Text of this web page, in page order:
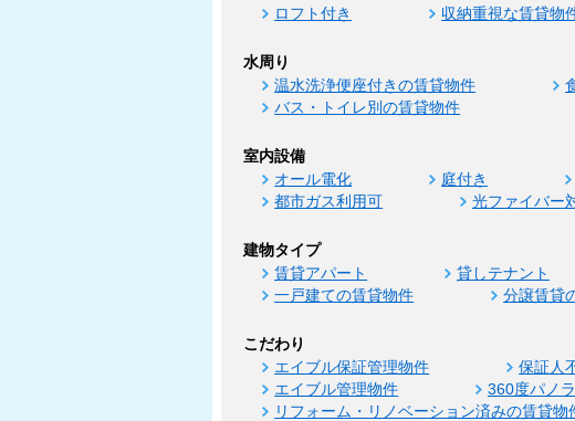
ロフト付き 収納重視な賃貸物
水周り
温水洗浄便座付きの賃貸物件
バス・トイレ別の賃貸物件
室内設備
オール電化 庭付き
都市ガス利用可
光ファイバー
建物タイプ
賃貸アパート 貸しテナント
一戸建ての賃貸物件
分譲賃貸
こだわり
エイブル保証管理物件 保証人
エイブル管理物件
360度パノ
リフォーム・リノベーション済みの賃貸物